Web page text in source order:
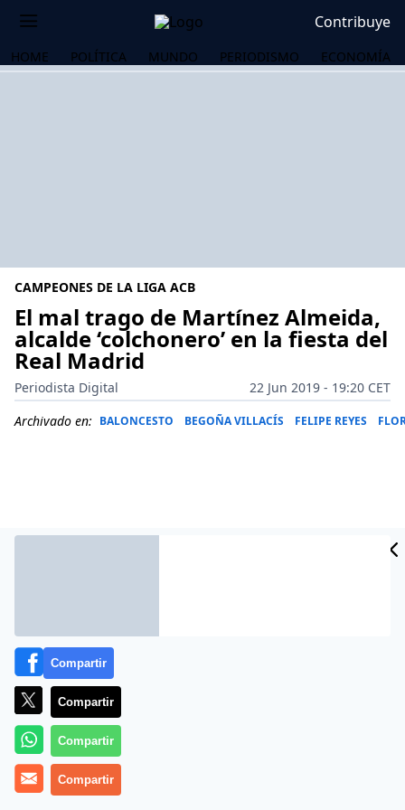
Contribuye
HOME POLÍTICA MUNDO PERIODISMO ECONOMÍA
CAMPEONES DE LA LIGA ACB
El mal trago de Martínez Almeida,
alcalde ‘colchonero’ en la fiesta del
Real Madrid
Periodista Digital
22 Jun 2019 - 19:20 CET
Archivado en: BALONCESTO BEGOÑA VILLACÍS FELIPE REYES
Más información
Compartir
Compartir
Compartir
Compartir